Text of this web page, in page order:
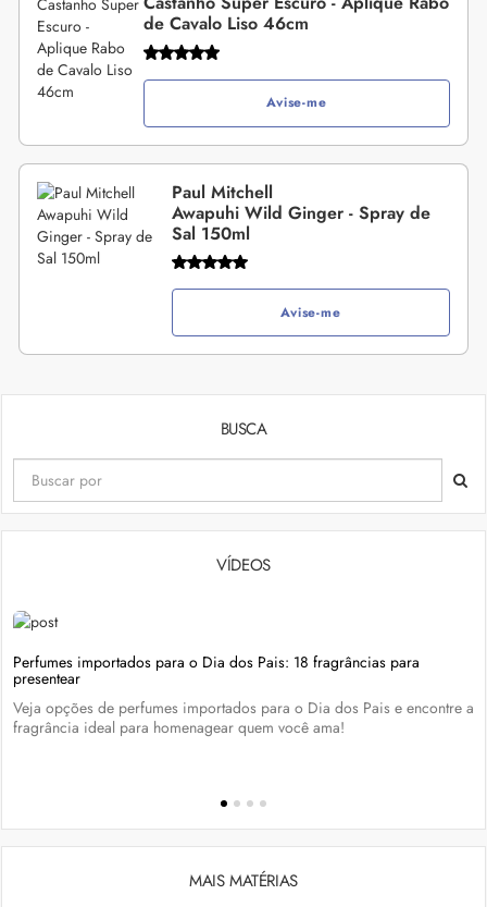
de Cavalo Liso 46cm
Avise-me
Paul Mitchell
Awapuhi Wild Ginger - Spray de
Sal 150ml
Avise-me
BUSCA
VÍDEOS
Perfumes importados para o Dia dos Pais: 18 fragrâncias para
presentear
Veja opções de perfumes importados para o Dia dos Pais e encontre a
fragrância ideal para homenagear quem você ama!
MAIS MATÉRIAS